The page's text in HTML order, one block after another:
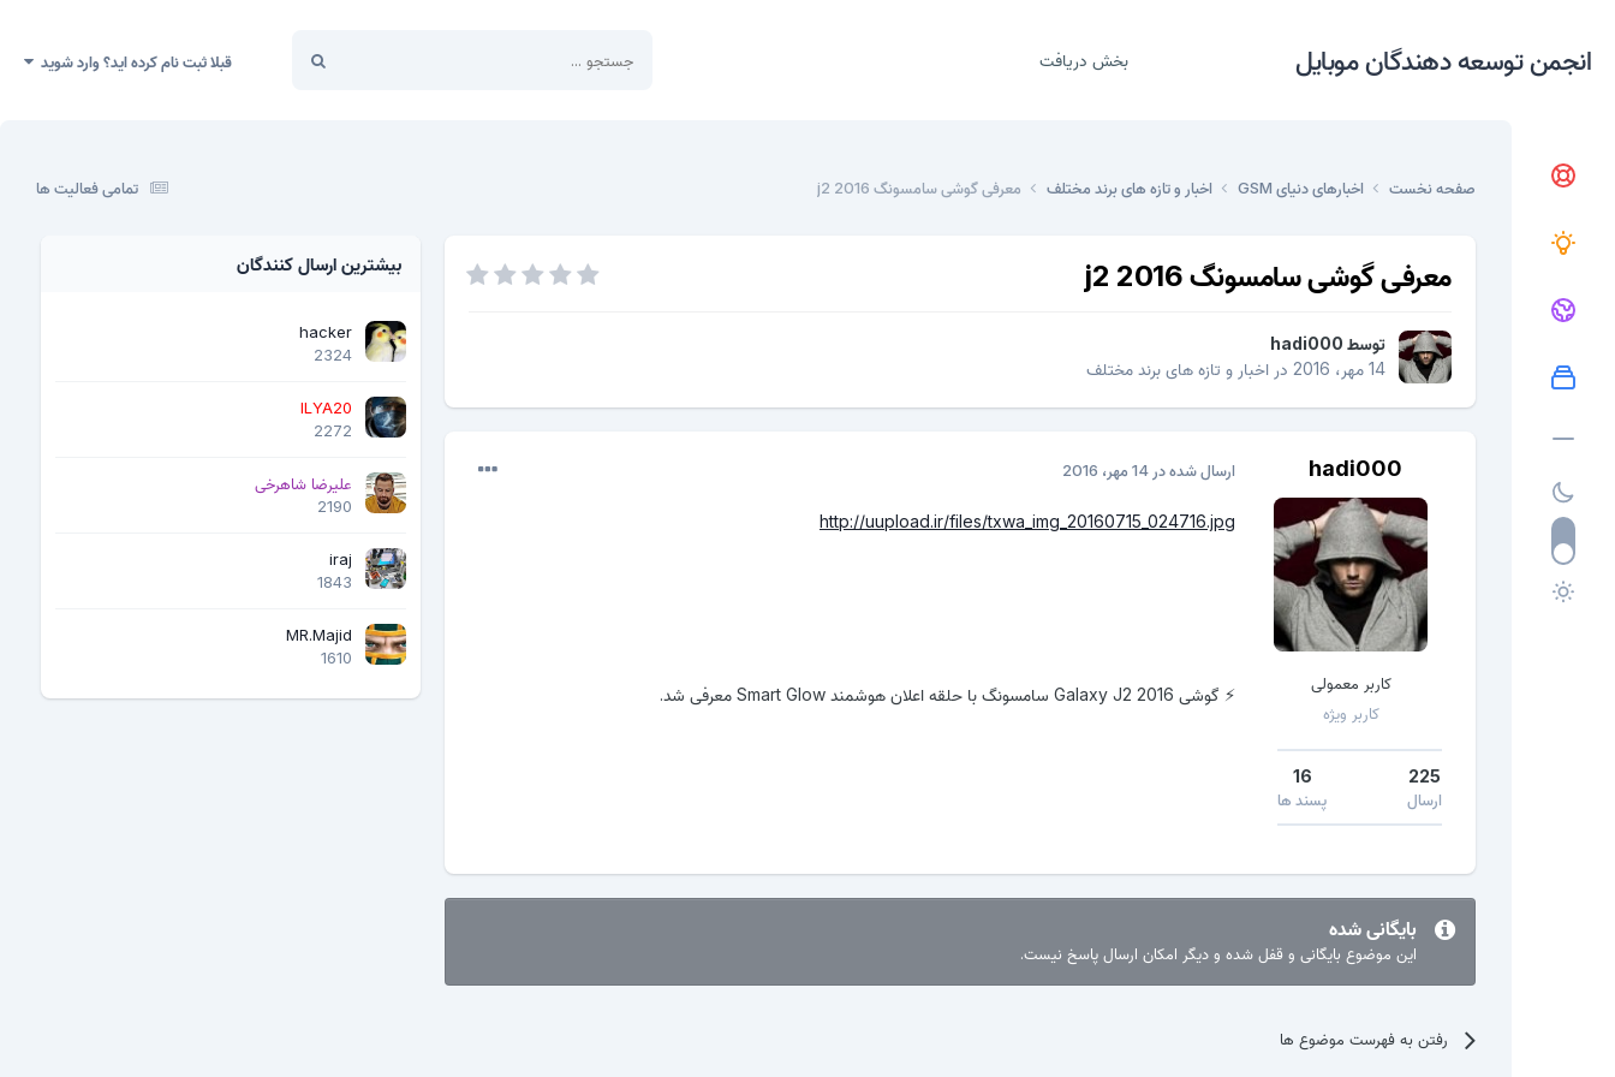
انجمن توسعه دهندگان موبایل بخش دریافت قبلا ثبت نام کرده اید؟ وارد شوید
تمامی فعالیت ها صفحه نخست اخبارهای دنیای GSM اخبار و تازه های برند مختلف معرفی گوشی سامسونگ j2 2016
معرفی گوشی سامسونگ j2 2016
توسط hadi000
14 مهر، 2016
در اخبار و تازه های برند مختلف
hadi000
کاربر معمولی
کاربر ویژه
225
ارسال
16
پسند ها
ارسال شده در 14 مهر، 2016
http://uupload.ir/files/txwa_img_20160715_024716.jpg
⚡️ گوشی Galaxy J2 2016 سامسونگ با حلقه اعلان هوشمند Smart Glow معرفی شد.
بایگانی شده
این موضوع بایگانی و قفل شده و دیگر امکان ارسال پاسخ نیست.
رفتن به فهرست موضوع ها
بیشترین ارسال کنندگان
hacker
2324
ILYA20
2272
علیرضا شاهرخی
2190
iraj
1843
MR.Majid
1610